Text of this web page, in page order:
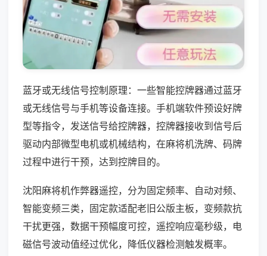
蓝牙或无线信号控制原理：一些智能控牌器通过蓝牙
或无线信号与手机等设备连接。手机端软件预设好牌
型等指令，发送信号给控牌器，控牌器接收到信号后
驱动内部微型电机或机械结构，在麻将机洗牌、码牌
过程中进行干预，达到控牌目的。
沈阳麻将机作弊器遥控，分为固定频率、自动对频、
智能变频三类，固定款适配老旧公版主板，变频款抗
干扰更强，数据干预幅度可控，遥控响应毫秒级，电
磁信号波动值经过优化，降低仪器检测触发概率。